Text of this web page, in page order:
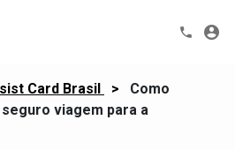
Card Brasil >
Como
viagem para a